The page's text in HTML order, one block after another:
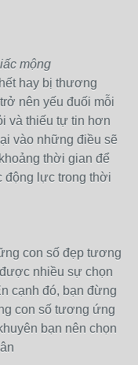
mộng
hay bị thương
nên yếu đuối mỗi
và thiếu tự tin hơn
vào những điều sẽ
thời gian để
động lực trong thời
con số đẹp tương
nhiều sự chọn
cạnh đó, bạn đừng
con số tương ứng
bạn nên chọn